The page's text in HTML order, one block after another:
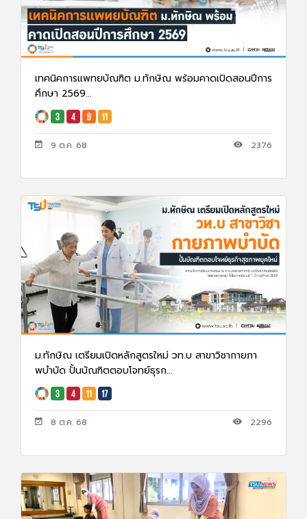
เทคนิคการแพทยบัณฑิต ม.ทักษิณ พร้อมคาดเปิดสอนปีการ
ศึกษา 2569...
9 ต.ค. 68 2376
ม.ทักษิณ เตรียมเปิดหลักสูตรใหม่ วท.บ สาขาวิชากายภา
พบําบัด ปั้นบัณฑิตตอบโจทย์ธุรก...
8 ต.ค. 68 2296